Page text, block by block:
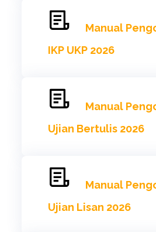
Manual
IKP UKP 2026
Manual
Ujian Bertulis 2026
Manual
Ujian Lisan 2026